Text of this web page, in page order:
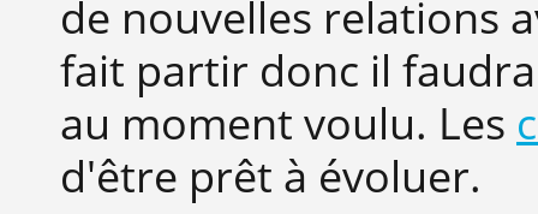
de nouvelles relations
fait partir donc il
au moment voulu. Les
d'être prêt à évoluer.